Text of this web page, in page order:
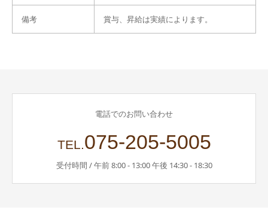
備考 賞与、昇給は実績によります。
電話でのお問い合わせ
TEL.075-205-5005
受付時間 / 午前 8:00 - 13:00 午後 14:30 - 18:30